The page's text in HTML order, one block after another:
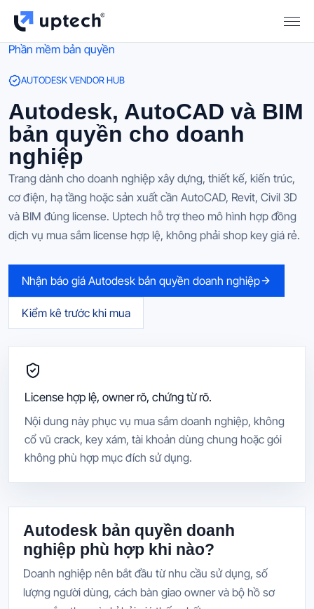
Phần mềm bản quyền
AUTODESK VENDOR HUB
Autodesk, AutoCAD và BIM
bản quyền cho doanh
nghiệp
Trang dành cho doanh nghiệp xây dựng, thiết kế, kiến trúc,
cơ điện, hạ tầng hoặc sản xuất cần AutoCAD, Revit, Civil 3D
và BIM đúng license. Uptech hỗ trợ theo mô hình hợp đồng
dịch vụ mua sắm license hợp lệ, không phải shop key giá rẻ.
Nhận báo giá Autodesk bản quyền doanh nghiệp
Kiểm kê trước khi mua
License hợp lệ, owner rõ, chứng từ rõ.
Nội dung này phục vụ mua sắm doanh nghiệp, không
cổ vũ crack, key xám, tài khoản dùng chung hoặc gói
không phù hợp mục đích sử dụng.
Autodesk bản quyền doanh
nghiệp phù hợp khi nào?
Doanh nghiệp nên bắt đầu từ nhu cầu sử dụng, số
lượng người dùng, cách bàn giao owner và bộ hồ sơ